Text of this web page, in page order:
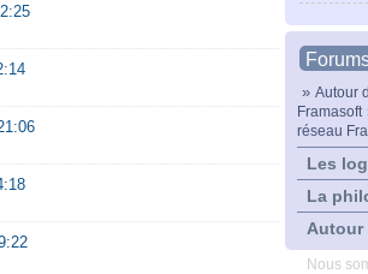
» Autour
Framasoft
réseau
Les
La
Autour
Nous